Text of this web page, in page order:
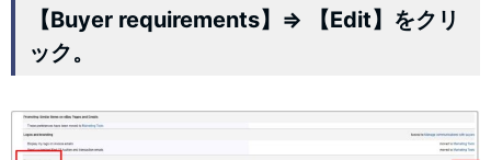
【Buyer requirements】⇒ 【Edit】をクリ
ック。